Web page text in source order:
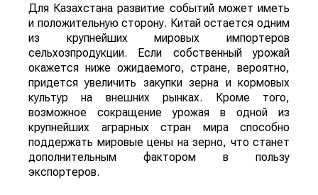
Для Казахстана развитие событий может иметь
и положительную сторону. Китай остается одним
из крупнейших мировых импортеров
сельхозпродукции. Если собственный урожай
окажется ниже ожидаемого, стране, вероятно,
придется увеличить закупки зерна и кормовых
культур на внешних рынках. Кроме того,
возможное сокращение урожая в одной из
крупнейших аграрных стран мира способно
поддержать мировые цены на зерно, что станет
дополнительным фактором в пользу
экспортеров.